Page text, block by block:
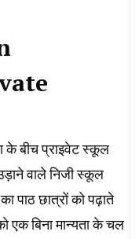
Portet Update
Kisan Protest
Haryana News,
के बीच प्राइवेट स्कूल
वाले निजी स्कूल
पाठ छात्रों को पढ़ाते
एक बिना मान्यता के चल